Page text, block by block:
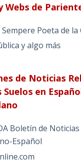
Webs de
Poeta de
y algo más
de Noticias
Suelos en
Boletín de
Español